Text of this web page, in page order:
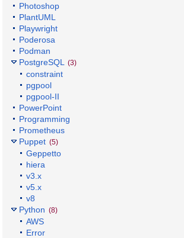
Photoshop
PlantUML
Playwright
Poderosa
Podman
PostgreSQL
(3)
constraint
pgpool
pgpool-II
PowerPoint
Programming
Prometheus
Puppet (5)
Geppetto
hiera
v3.x
v5.x
v8
Python (8)
AWS
Error